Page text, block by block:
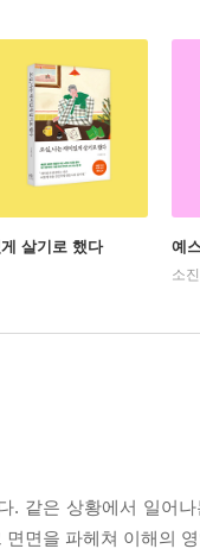
살기로 했다 예
소진
. 같은 상황에서 일어
면을 파헤쳐 이해의